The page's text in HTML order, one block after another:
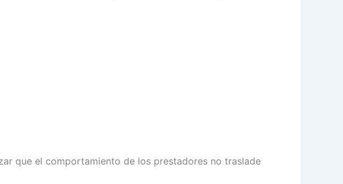
que el comportamiento de los prestadores no traslade